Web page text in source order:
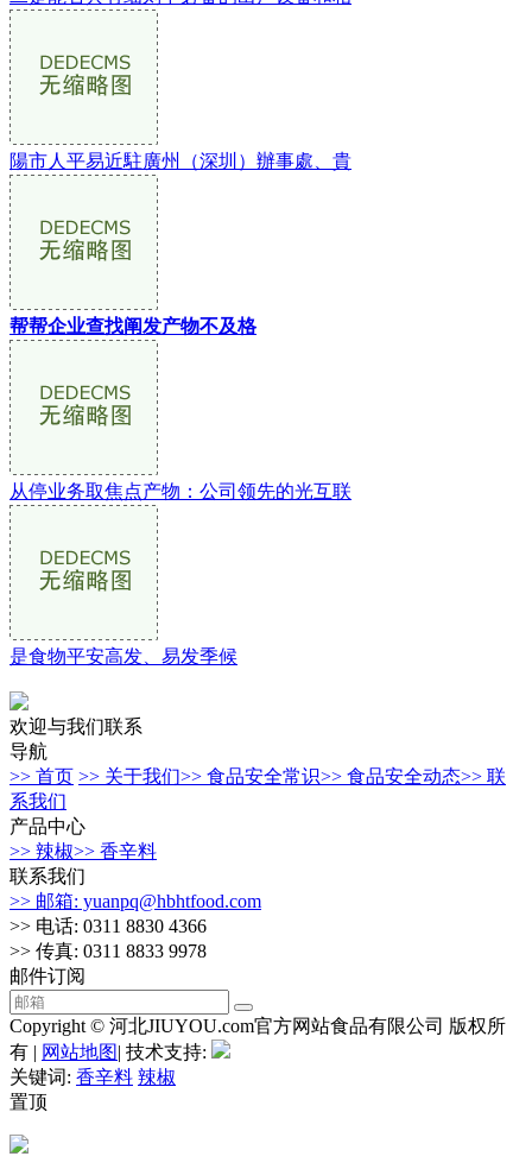
陽市人平易近駐廣州（深圳）辦事處、貴
帮帮企业查找阐发产物不及格
从停业务取焦点产物：公司领先的光互联
是食物平安高发、易发季候
欢迎与我们联系
导航
>> 首页 >> 关于我们>> 食品安全常识>> 食品安全动态>> 联
系我们
产品中心
>> 辣椒>> 香辛料
联系我们
>> 邮箱: yuanpq@hbhtfood.com
>> 电话: 0311 8830 4366
>> 传真: 0311 8833 9978
邮件订阅
Copyright © 河北JIUYOU.com官方网站食品有限公司 版权所
有 | 网站地图| 技术支持:
关键词: 香辛料 辣椒
置顶